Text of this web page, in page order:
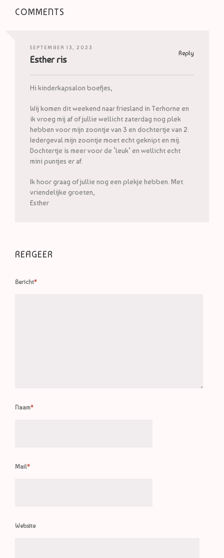
COMMENTS
SEPTEMBER 13, 2023
Reply
Esther ris
Hi kinderkapsalon boefjes,
Wij komen dit weekend naar friesland in Terhorne en
ik vroeg mij af of jullie wellicht zaterdag nog plek
hebben voor mijn zoontje van 3 en dochtertje van 2.
Iedergeval mijn zoontje moet echt geknipt en mij.
Dochtertje is meer voor de ‘leuk’ en wellicht echt
mini puntjes er af.
Ik hoor graag of jullie nog een plekje hebben. Met
vriendelijke groeten,
Esther
REAGEER
Bericht*
Naam*
Mail*
Website